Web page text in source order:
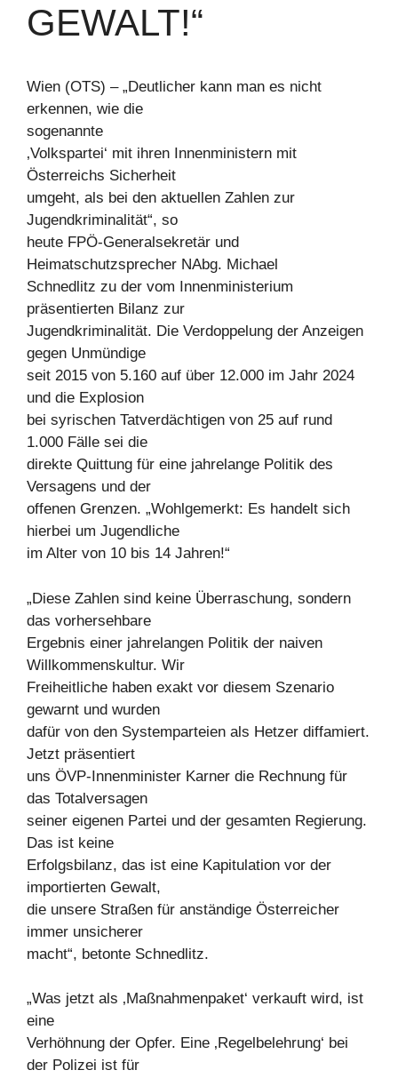
GEWALT!“
Wien (OTS) – „Deutlicher kann man es nicht
erkennen, wie die
sogenannte
‚Volkspartei‘ mit ihren Innenministern mit
Österreichs Sicherheit
umgeht, als bei den aktuellen Zahlen zur
Jugendkriminalität“, so
heute FPÖ-Generalsekretär und
Heimatschutzsprecher NAbg. Michael
Schnedlitz zu der vom Innenministerium
präsentierten Bilanz zur
Jugendkriminalität. Die Verdoppelung der Anzeigen
gegen Unmündige
seit 2015 von 5.160 auf über 12.000 im Jahr 2024
und die Explosion
bei syrischen Tatverdächtigen von 25 auf rund
1.000 Fälle sei die
direkte Quittung für eine jahrelange Politik des
Versagens und der
offenen Grenzen. „Wohlgemerkt: Es handelt sich
hierbei um Jugendliche
im Alter von 10 bis 14 Jahren!“
„Diese Zahlen sind keine Überraschung, sondern
das vorhersehbare
Ergebnis einer jahrelangen Politik der naiven
Willkommenskultur. Wir
Freiheitliche haben exakt vor diesem Szenario
gewarnt und wurden
dafür von den Systemparteien als Hetzer diffamiert.
Jetzt präsentiert
uns ÖVP-Innenminister Karner die Rechnung für
das Totalversagen
seiner eigenen Partei und der gesamten Regierung.
Das ist keine
Erfolgsbilanz, das ist eine Kapitulation vor der
importierten Gewalt,
die unsere Straßen für anständige Österreicher
immer unsicherer
macht“, betonte Schnedlitz.
„Was jetzt als ‚Maßnahmenpaket‘ verkauft wird, ist
eine
Verhöhnung der Opfer. Eine ‚Regelbelehrung‘ bei
der Polizei ist für